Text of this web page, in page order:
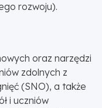
rozwoju).
oraz narzędzi
zdolnych z
(SNO), a także
i uczniów